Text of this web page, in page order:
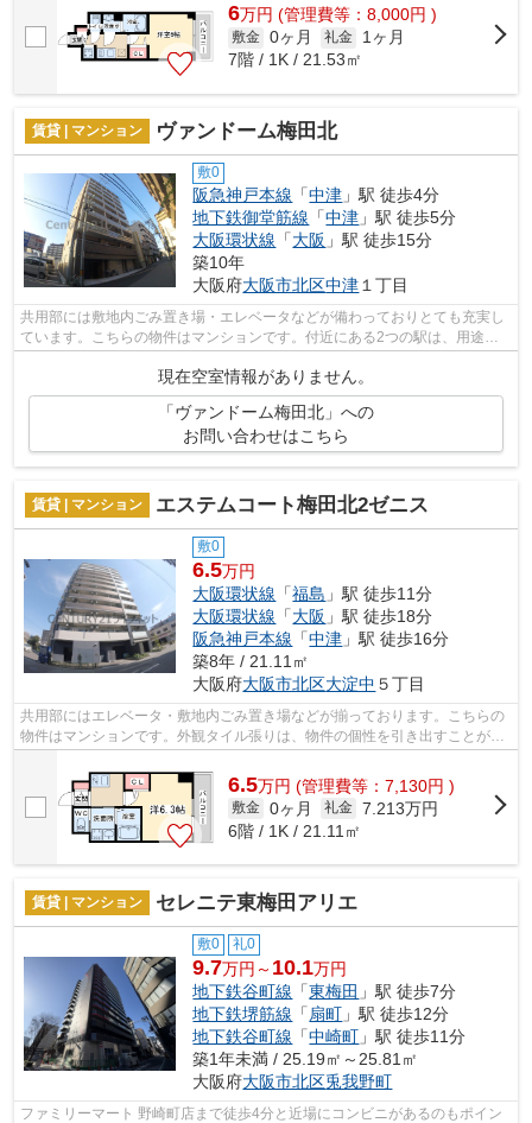
6万円 (管理費等：8,000円 )
敷金 0ヶ月 礼金
1ヶ月
7階 / 1K / 21.53㎡
賃貸 | マンション ヴァンドーム梅田北
敷0
阪急神戸本線 「中津 」駅 徒歩4分
地下鉄御堂筋線 「中津 」駅 徒歩5分
大阪環状線 「大阪 」駅 徒歩15分
築10年
大阪府大阪市北区中津１丁目
共用部には敷地内ごみ置き場・エレベータなどが備わっておりとても充実し
ています。こちらの物件はマンションです。付近にある2つの駅は、用途や
現在空室情報がありません。
「ヴァンドーム梅田北」への
お問い合わせはこちら
賃貸 | マンション エステムコート梅田北2ゼニス
敷0
6.5万円
大阪環状線 「福島 」駅 徒歩11分
大阪環状線 「大阪 」駅 徒歩18分
阪急神戸本線 「中津 」駅 徒歩16分
築8年 / 21.11㎡
大阪府大阪市北区大淀中 ５丁目
共用部にはエレベータ・敷地内ごみ置き場などが揃っております。こちらの
物件はマンションです。外観タイル張りは、物件の個性を引き出すことがで
6.5万円 (管理費等：7,130円 )
敷金 0ヶ月 礼金 7.213万円
6階 / 1K / 21.11㎡
賃貸 | マンション セレニテ東梅田アリエ
敷0 礼0
9.7万円～ 10.1万円
地下鉄谷町線 「東梅田 」駅 徒歩7分
地下鉄堺筋線 「 扇町 」駅 徒歩12分
地下鉄谷町線 「中崎町 」駅 徒歩11分
築1年未満 / 25.19㎡～25.81㎡
大阪府大阪市北区兎我野町
ファミリーマート 野崎町店まで徒歩4分と近場にコンビニがあるのもポイン